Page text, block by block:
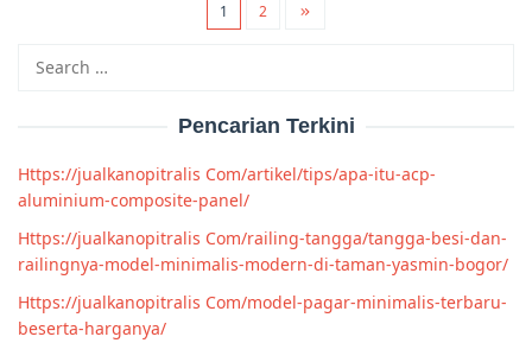
1 2
for:
Pencarian Terkini
Https://jualkanopitralis Com/artikel/tips/apa-itu-acp-
aluminium-composite-panel/
Https://jualkanopitralis Com/railing-tangga/tangga-besi-dan-
railingnya-model-minimalis-modern-di-taman-yasmin-bogor/
Https://jualkanopitralis Com/model-pagar-minimalis-terbaru-
beserta-harganya/